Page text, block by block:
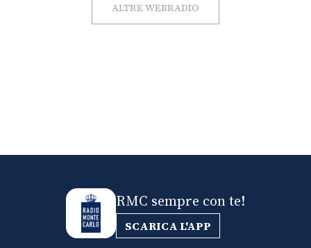
ALTRE WEBRADIO
RMC sempre con te!
SCARICA L'APP